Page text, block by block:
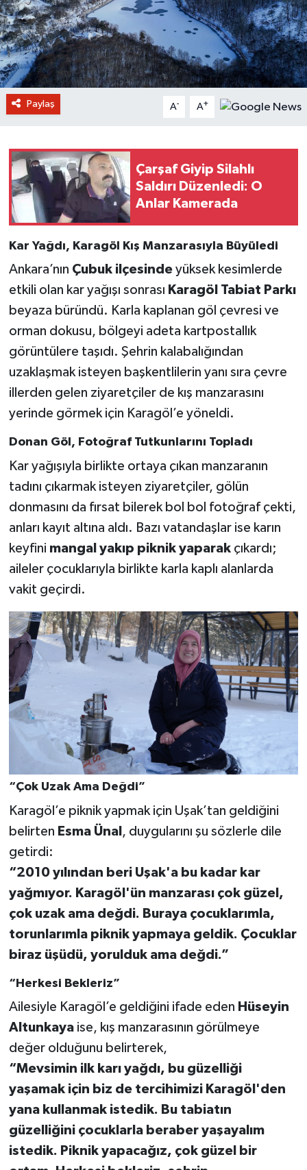
Paylaş A- A+
Çarşaf Giyip Silahlı
Saldırı Düzenledi: O
Anlar Kamerada
Kar Yağdı, Karagöl Kış Manzarasıyla Büyüledi
Ankara’nın Çubuk ilçesindeyüksek kesimlerde
etkili olan kar yağışı sonrası Karagöl Tabiat Parkı
beyaza büründü. Karla kaplanan göl çevresi ve
orman dokusu, bölgeyi adeta kartpostallık
görüntülere taşıdı. Şehrin kalabalığından
uzaklaşmak isteyen başkentlilerin yanı sıra çevre
illerden gelen ziyaretçiler de kış manzarasını
yerinde görmek için Karagöl’e yöneldi.
Donan Göl, Fotoğraf Tutkunlarını Topladı
Kar yağışıyla birlikte ortaya çıkan manzaranın
tadını çıkarmak isteyen ziyaretçiler, gölün
donmasını da fırsat bilerek bol bol fotoğraf çekti,
anları kayıt altına aldı. Bazı vatandaşlar ise karın
keyfini mangal yakıp piknik yaparakçıkardı;
aileler çocuklarıyla birlikte karla kaplı alanlarda
vakit geçirdi.
“Çok Uzak Ama Değdi”
Karagöl’e piknik yapmak için Uşak’tan geldiğini
belirten Esma Ünal , duygularını şu sözlerle dile
getirdi:
“2010 yılından beri Uşak'a bu kadar kar
yağmıyor. Karagöl'ün manzarası çok güzel,
çok uzak ama değdi. Buraya çocuklarımla,
torunlarımla piknik yapmaya geldik. Çocuklar
biraz üşüdü, yorulduk ama değdi.”
“Herkesi Bekleriz”
Ailesiyle Karagöl’e geldiğini ifade eden Hüseyin
Altunkayaise, kış manzarasının görülmeye
değer olduğunu belirterek,
“Mevsimin ilk karı yağdı, bu güzelliği
yaşamak için biz de tercihimizi Karagöl'den
yana kullanmak istedik. Bu tabiatın
güzelliğini çocuklarla beraber yaşayalım
istedik. Piknik yapacağız, çok güzel bir